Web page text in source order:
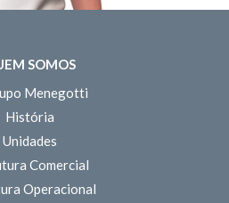
SOMOS
Menegotti
História
Unidades
Comercial
Operacional